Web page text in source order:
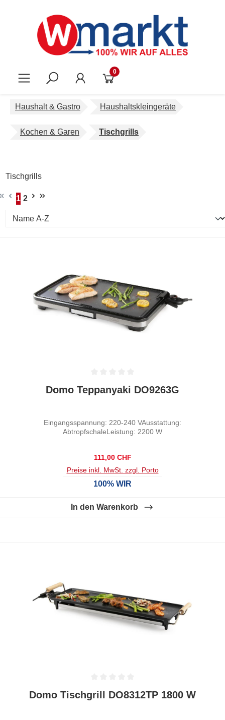
0
Haushalt & Gastro Haushaltskleingeräte
Kochen & Garen Tischgrills
Tischgrills
Seite
1
Seite
2
Durchschnittliche Bewertung von 0 von 5 Sternen
Domo Teppanyaki DO9263G
Eingangsspannung: 220-240 VAusstattung:
AbtropfschaleLeistung: 2200 W
Regulärer Preis:
111,00 CHF
Preise inkl. MwSt. zzgl. Porto
100% WIR
In den Warenkorb
Durchschnittliche Bewertung von 0 von 5 Sternen
Domo Tischgrill DO8312TP 1800 W